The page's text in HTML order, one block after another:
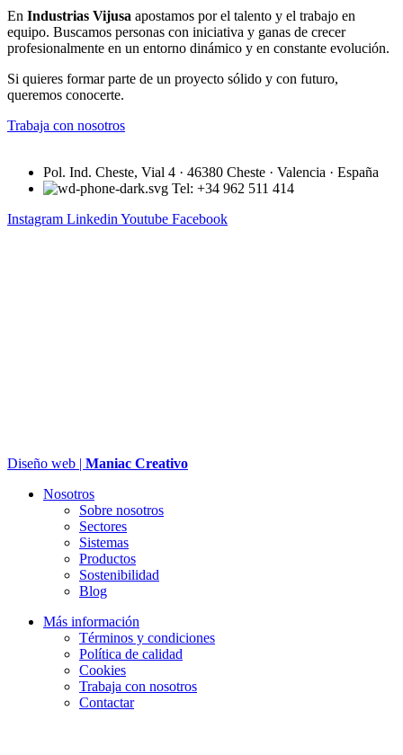
En Industrias Vijusa apostamos por el talento y el trabajo en
equipo. Buscamos personas con iniciativa y ganas de crecer
profesionalmente en un entorno dinámico y en constante evolución.
Si quieres formar parte de un proyecto sólido y con futuro,
queremos conocerte.
Trabaja con nosotros
Pol. Ind. Cheste, Vial 4 · 46380 Cheste · Valencia · España
Tel: +34 962 511 414
Instagram Linkedin Youtube Facebook
Diseño web | Maniac Creativo
Nosotros
Sobre nosotros
Sectores
Sistemas
Productos
Sostenibilidad
Blog
Más información
Términos y condiciones
Política de calidad
Cookies
Trabaja con nosotros
Contactar